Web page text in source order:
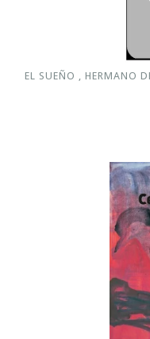
EL SUEÑO , HERMANO